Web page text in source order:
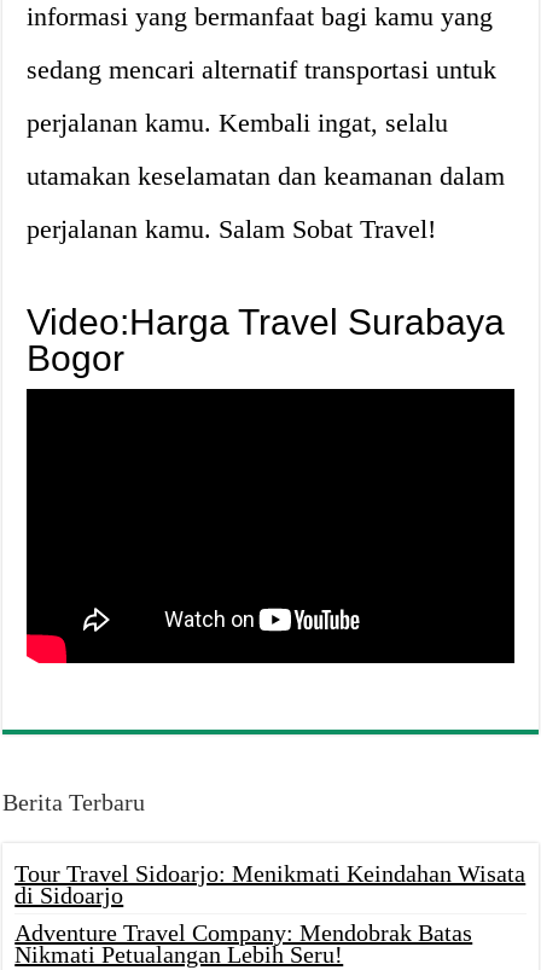
informasi yang bermanfaat bagi kamu yang
sedang mencari alternatif transportasi untuk
perjalanan kamu. Kembali ingat, selalu
utamakan keselamatan dan keamanan dalam
perjalanan kamu. Salam Sobat Travel!
Video:Harga Travel Surabaya
Bogor
Berita Terbaru
Tour Travel Sidoarjo: Menikmati Keindahan Wisata
di Sidoarjo
Adventure Travel Company: Mendobrak Batas
Nikmati Petualangan Lebih Seru!